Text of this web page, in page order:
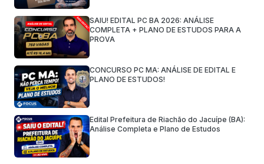
SAIU! EDITAL PC BA 2026: ANÁLISE
COMPLETA + PLANO DE ESTUDOS PARA A
PROVA
CONCURSO PC MA: ANÁLISE DE EDITAL E
PLANO DE ESTUDOS!
Edital Prefeitura de Riachão do Jacuípe (BA):
Análise Completa e Plano de Estudos